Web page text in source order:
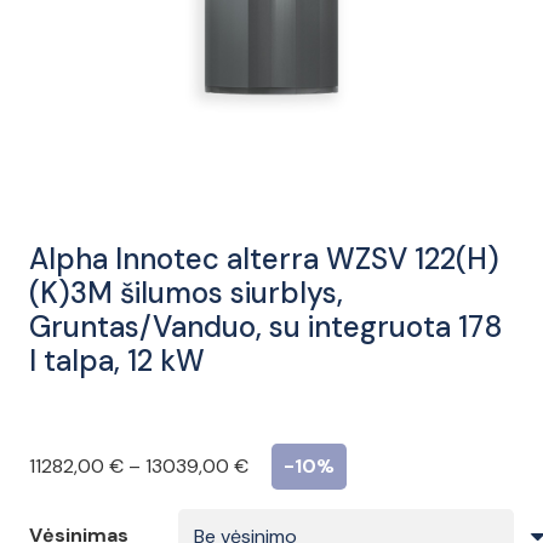
Alpha Innotec alterra WZSV 122(H)
(K)3M šilumos siurblys,
Gruntas/Vanduo, su integruota 178
l talpa, 12 kW
11282,00 € – 13039,00 €Price
11282,00 €
-10%
Vėsinimas